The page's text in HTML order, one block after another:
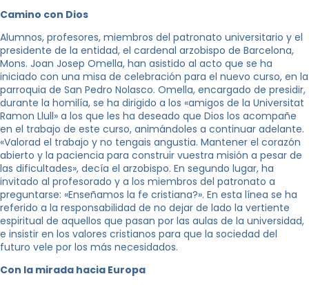
Camino con Dios
Alumnos, profesores, miembros del patronato universitario y el
presidente de la entidad, el cardenal arzobispo de Barcelona, ​​
Mons. Joan Josep Omella, han asistido al acto que se ha
iniciado con una misa de celebración para el nuevo curso, en la
parroquia de San Pedro Nolasco. Omella, encargado de presidir,
durante la homilía, se ha dirigido a los «amigos de la Universitat
Ramon Llull» a los que les ha deseado que Dios los acompañe
en el trabajo de este curso, animándoles a continuar adelante.
«Valorad el trabajo y no tengais angustia. Mantener el corazón
abierto y la paciencia para construir vuestra misión a pesar de
las dificultades», decía el arzobispo. En segundo lugar, ha
invitado al profesorado y a los miembros del patronato a
preguntarse: «Enseñamos la fe cristiana?». En esta línea se ha
referido a la responsabilidad de no dejar de lado la vertiente
espiritual de aquellos que pasan por las aulas de la universidad,
e insistir en los valores cristianos para que la sociedad del
futuro vele por los más necesidados.
Con la mirada hacia Europa